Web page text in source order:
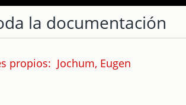
la documentación
propios: Jochum, Eugen